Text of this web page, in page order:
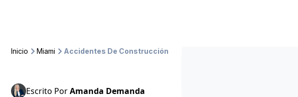
Inicio Miami Accidentes De Construcción
Escrito PorAmanda Demanda